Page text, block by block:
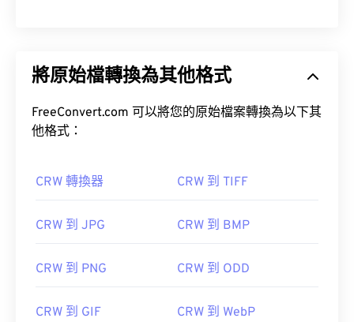
將原始檔轉換為其他格式
FreeConvert.com 可以將您的原始檔案轉換為以下其
他格式：
CRW 轉換器 CRW 到 TIFF
CRW 到 JPG CRW 到 BMP
CRW 到 PNG CRW 到 ODD
CRW 到 GIF CRW 到 WebP